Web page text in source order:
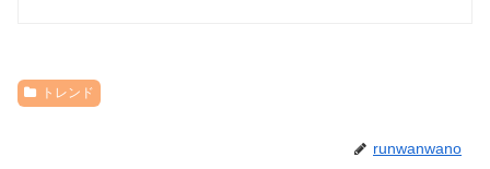
トレンド
runwanwano